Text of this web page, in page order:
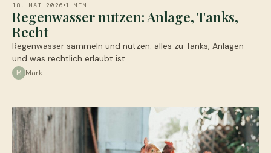
18. MAI 2026 1 MIN
Regenwasser nutzen: Anlage, Tanks,
Recht
Regenwasser sammeln und nutzen: alles zu Tanks, Anlagen
und was rechtlich erlaubt ist.
M Mark